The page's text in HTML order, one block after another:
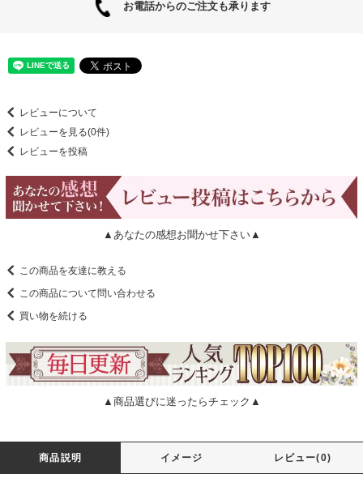
お電話からのご注文も承ります
レビューについて
レビューを見る(0件)
レビューを投稿
▲あなたの感想お聞かせ下さい▲
この商品を友達に教える
この商品について問い合わせる
買い物を続ける
▲商品選びに迷ったらチェック▲
商品説明 イメージ レビュー(0)